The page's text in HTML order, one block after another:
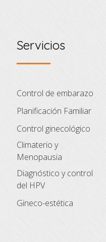
Servicios
Control de embarazo
Planificación Familiar
Control ginecológico
Climaterio y
Menopausia
Diagnóstico y control
del HPV
Gineco-estética